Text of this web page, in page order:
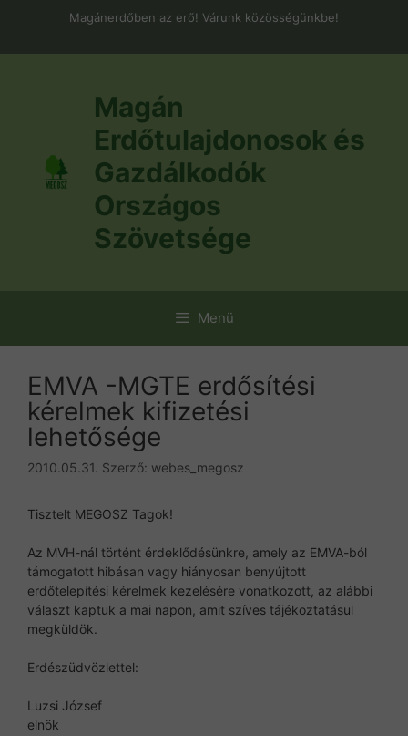
Magánerdőben az erő! Várunk közösségünkbe!
Magán
Erdőtulajdonosok és
Gazdálkodók
Országos
Szövetsége
Menü
EMVA -MGTE erdősítési
kérelmek kifizetési
lehetősége
2010.05.31. Szerző: webes_megosz
Tisztelt MEGOSZ Tagok!
Az MVH-nál történt érdeklődésünkre, amely az EMVA-ból
támogatott hibásan vagy hiányosan benyújtott
erdőtelepítési kérelmek kezelésére vonatkozott, az alábbi
választ kaptuk a mai napon, amit szíves tájékoztatásul
megküldök.
Erdészüdvözlettel:
Luzsi József
elnök